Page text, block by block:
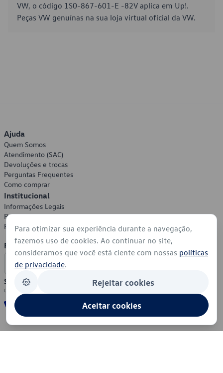
VW, o código 1S0-867-601-E -82V aplica em Up!.
Peças VW genuínas na sua loja virtual oficial da VW.
Ajuda
Quem Somos
Atendimento (SAC)
Devoluções e trocas
Perguntas Frequentes
Como comprar
Institucional
Informações Legais
Política de Privacidade
Política de Cookies
Formas de Pagamento
Segurança
Para otimizar sua experiência durante a navegação,
fazemos uso de cookies. Ao continuar no site,
consideramos que você está ciente com nossas políticas
de privacidade.
Rejeitar cookies
Aceitar cookies